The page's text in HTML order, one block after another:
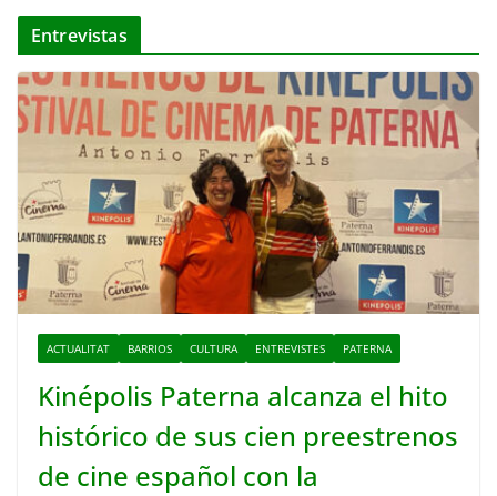
Entrevistas
ACTUALITAT BARRIOS CULTURA ENTREVISTES PATERNA
Kinépolis Paterna alcanza el hito
histórico de sus cien preestrenos
de cine español con la